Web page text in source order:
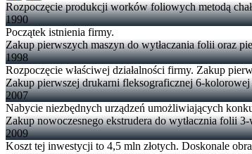
Rozpoczęcie produkcji worków foliowych metodą
1990
Początek istnienia firmy.
Zakup pierwszych maszyn do wytłaczania folii oraz
1998
Rozpoczęcie właściwej działalności firmy. Zakup
Zakup pierwszej drukarni fleksograficznej 6-
2007
Nabycie niezbędnych urządzeń umożliwiających
Zakup nowoczesnego ekstrudera do wytłacznia folii
2009
Koszt tej inwestycji to 4,5 mln złotych. Doskonale